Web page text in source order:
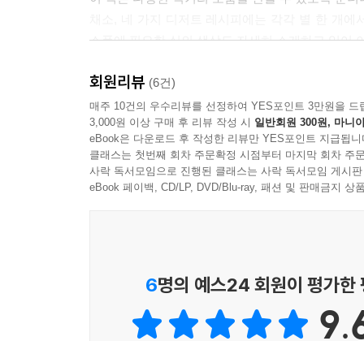
소품에 필요한 실의 색상도 자세히 소개하고 있어
내 손으로 직접 만드는 과일 · 채소 · 디저트 소
친해지게 하는 놀잇감으로 활용할 수도 있을 것이
회원리뷰 (6건)
매주 10건의 우수리뷰를 선정하여 YES포인트 3만원을 드
3,000원 이상 구매 후 리뷰 작성 시 일반회원 300원, 마니
eBook은 다운로드 후 작성한 리뷰만 YES포인트 지급됩니
클래스는 첫번째 회차 주문확정 시점부터 마지막 회차 주
사락 독서모임으로 진행된 클래스는 사락 독서모임 게시
eBook 페이백, CD/LP, DVD/Blu-ray, 패션 및 판매금지 상
6명의 예스24 회원이 평가한